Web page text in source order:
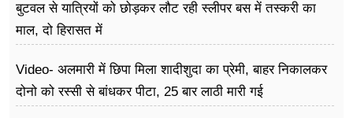
बुटवल से यात्रियों को छोड़कर लौट रही स्लीपर बस में तस्करी का
माल, दो हिरासत में
Video- अलमारी में छिपा मिला शादीशुदा का प्रेमी, बाहर निकालकर
दोनो को रस्सी से बांधकर पीटा, 25 बार लाठी मारी गई